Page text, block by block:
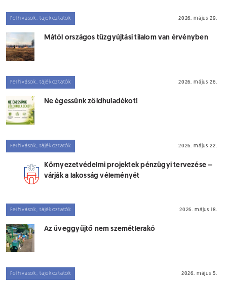
Felhívások, tájékoztatók 2026. május 29.
Mától országos tűzgyújtási tilalom van érvényben
Felhívások, tájékoztatók 2026. május 26.
Ne égessünk zöldhuladékot!
Felhívások, tájékoztatók 2026. május 22.
Környezetvédelmi projektek pénzügyi tervezése –
várják a lakosság véleményét
Felhívások, tájékoztatók 2026. május 18.
Az üveggyűjtő nem szemétlerakó
Felhívások, tájékoztatók 2026. május 5.